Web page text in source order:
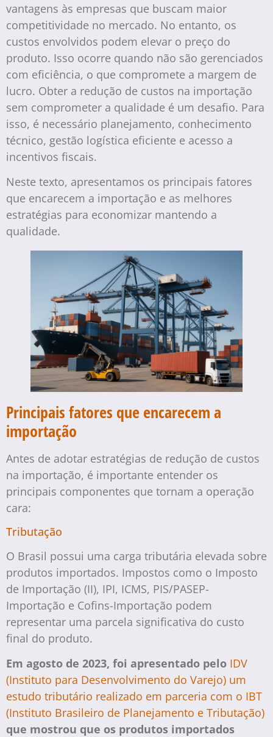
vantagens às empresas que buscam maior
competitividade no mercado. No entanto, os
custos envolvidos podem elevar o preço do
produto. Isso ocorre quando não são gerenciados
com eficiência, o que compromete a margem de
lucro. Obter a redução de custos na importação
sem comprometer a qualidade é um desafio. Para
isso, é necessário planejamento, conhecimento
técnico, gestão logística eficiente e acesso a
incentivos fiscais.
Neste texto, apresentamos os principais fatores
que encarecem a importação e as melhores
estratégias para economizar mantendo a
qualidade.
Principais fatores que encarecem a
importação
Antes de adotar estratégias de redução de custos
na importação, é importante entender os
principais componentes que tornam a operação
cara:
Tributação
O Brasil possui uma carga tributária elevada sobre
produtos importados. Impostos como o Imposto
de Importação (II), IPI, ICMS, PIS/PASEP-
Importação e Cofins-Importação podem
representar uma parcela significativa do custo
final do produto.
Em agosto de 2023, foi apresentado pelo IDV
(Instituto para Desenvolvimento do Varejo) um
estudo tributário realizado em parceria com o IBT
(Instituto Brasileiro de Planejamento e Tributação)
que mostrou que os produtos importados